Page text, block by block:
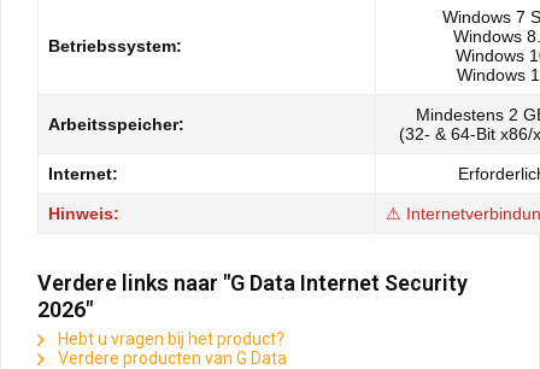
Betriebssystem:
Windows 7
Windows
Windows
Windows
Arbeitsspeicher:
Mindestens 2
(32- & 64-Bit x86/
Internet:
Hinweis: ⚠
Verdere links naar "G Data Internet Security
2026"
Hebt u vragen bij het product?
Verdere producten van G Data